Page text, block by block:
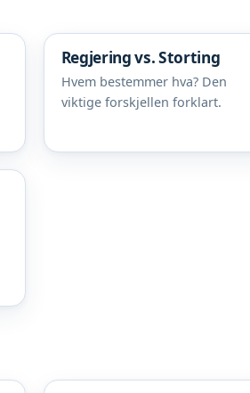
Regjering vs. Storting
Hvem bestemmer hva? Den
viktige forskjellen forklart.